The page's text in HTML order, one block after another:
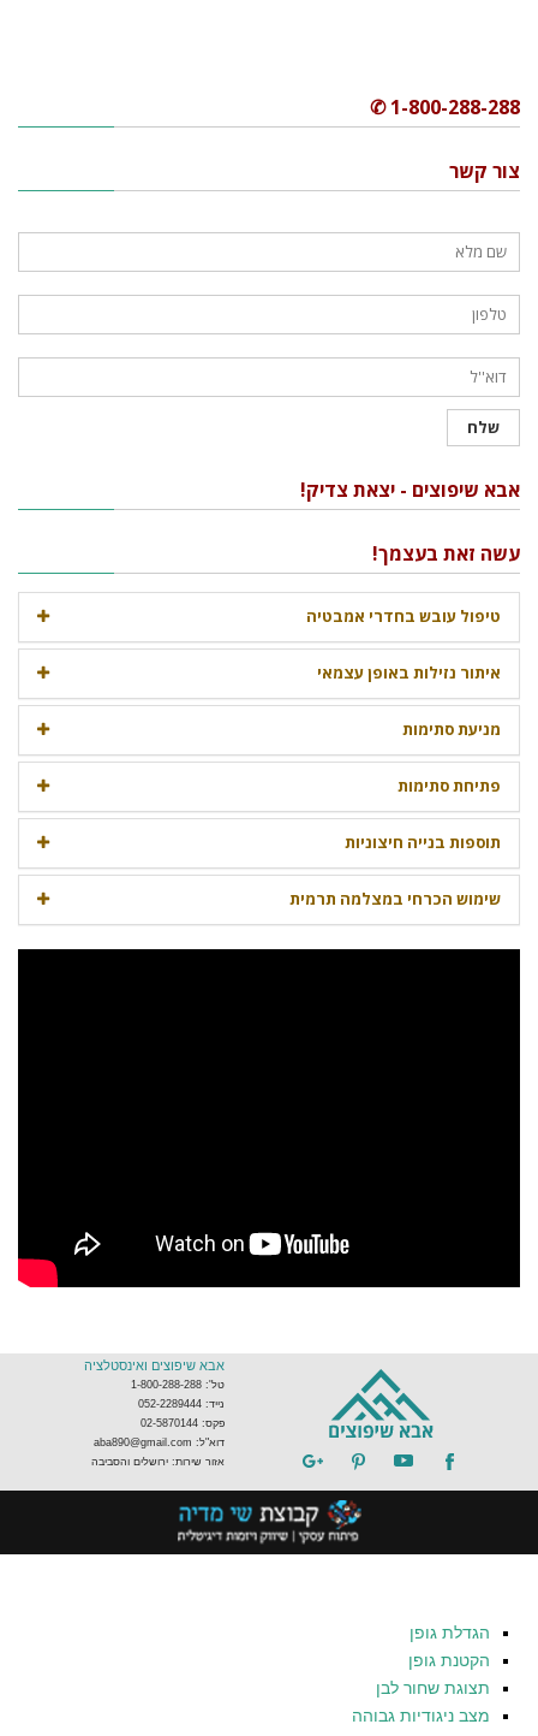
1-800-288-288 ✆
צור קשר
אבא שיפוצים - יצאת צדיק!
עשה זאת בעצמך!
טיפול עובש בחדרי אמבטיה
איתור נזילות באופן עצמאי
מניעת סתימות
פתיחת סתימות
תוספות בנייה חיצוניות
שימוש הכרחי במצלמה תרמית
אבא שיפוצים ואינסטלציה
טל': 1-800-288-288
נייד: 052-2289444
פקס: 02-5870144
דוא"ל: aba890@gmail.com
אזור שירות: ירושלים והסביבה
הגדלת גופן
הקטנת גופן
תצוגת שחור לבן
מצב ניגודיות גבוהה